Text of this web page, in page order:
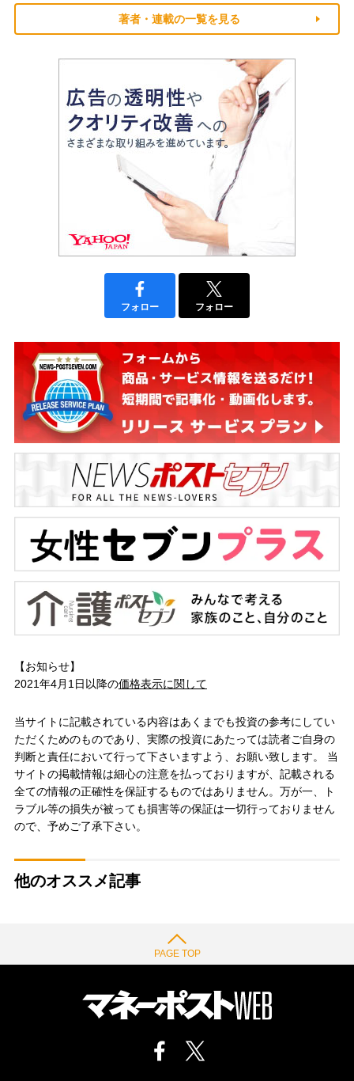
著者・連載の一覧を見る
フォロー フォロー
【お知らせ】
2021年4月1日以降の価格表示に関して
当サイトに記載されている内容はあくまでも投資の参考にしてい
ただくためのものであり、実際の投資にあたっては読者ご自身の
判断と責任において行って下さいますよう、お願い致します。 当
サイトの掲載情報は細心の注意を払っておりますが、記載される
全ての情報の正確性を保証するものではありません。万が一、ト
ラブル等の損失が被っても損害等の保証は一切行っておりません
ので、予めご了承下さい。
他のオススメ記事
PAGE TOP